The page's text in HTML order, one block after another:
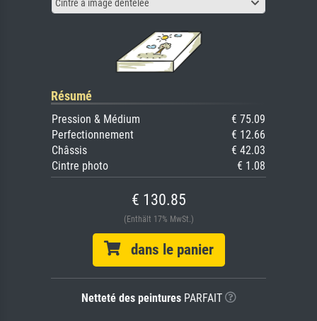
Cintre à image dentelée
Résumé
Pression & Médium
€ 75.09
Perfectionnement
€ 12.66
Châssis
€ 42.03
Cintre photo
€ 1.08
€ 130.85
(Enthält 17% MwSt.)
dans le panier
Netteté des peinturesPARFAIT